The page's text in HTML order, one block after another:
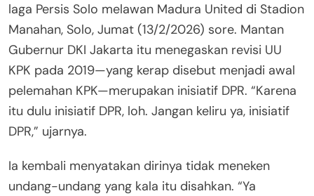
laga Persis Solo melawan Madura United di Stadion
Manahan, Solo, Jumat (13/2/2026) sore. Mantan
Gubernur DKI Jakarta itu menegaskan revisi UU
KPK pada 2019—yang kerap disebut menjadi awal
pelemahan KPK—merupakan inisiatif DPR. “Karena
itu dulu inisiatif DPR, loh. Jangan keliru ya, inisiatif
DPR,” ujarnya.
Ia kembali menyatakan dirinya tidak meneken
undang-undang yang kala itu disahkan. “Ya